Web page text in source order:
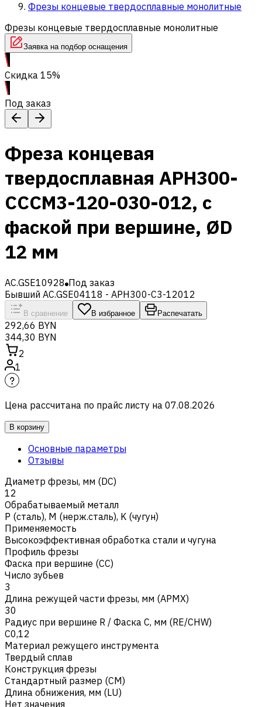
Фрезы концевые твердосплавные монолитные
Фрезы концевые твердосплавные монолитные
Заявка на подбор оснащения
Скидка 15%
Под заказ
Фреза концевая
твердосплавная APH300-
CCCM3-120-030-012, с
фаской при вершине, ØD
12 мм
AC.GSE10928 Под заказ
Бывший AC.GSE04118 - APH300-C3-12012
В сравнение В избранное Распечатать
292,66 BYN
344,30 BYN
2
1
Цена рассчитана по прайс листу на 07.08.2026
В корзину
Основные параметры
Отзывы
Диаметр фрезы, мм (DC)
12
Обрабатываемый металл
Р (сталь), M (нерж.сталь), K (чугун)
Применяемость
Высокоэффективная обработка стали и чугуна
Профиль фрезы
Фаска при вершине (CC)
Число зубьев
3
Длина режущей части фрезы, мм (APMX)
30
Радиус при вершине R / Фаска C, мм (RE/CHW)
C0,12
Материал режущего инструмента
Твердый сплав
Конструкция фрезы
Стандартный размер (CM)
Длина обнижения, мм (LU)
Нет значения